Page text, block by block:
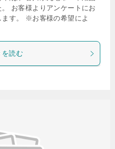
お客様よりアンケートにお
す。 ※お客様の希望によ
を読む